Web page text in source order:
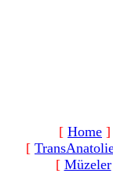
[ Home ]
[
[ Müzeler